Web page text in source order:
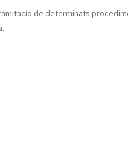
de determinats